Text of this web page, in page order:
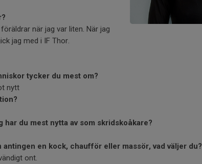
när jag var liten. När jag
jag med i IF Thor.
tycker du mest om?
nytt
du mest nytta av som skridskoåkare?
en kock, chaufför eller massör, vad väljer du?
ont.